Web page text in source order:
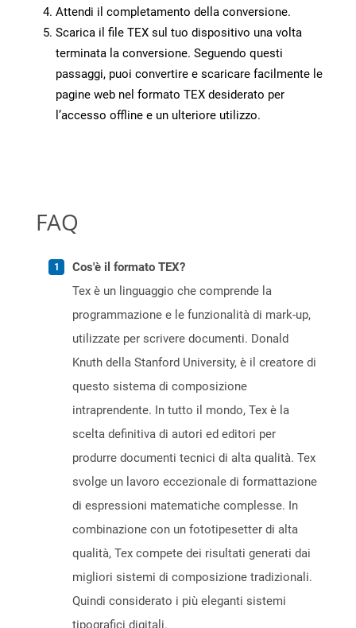
Attendi il completamento della conversione.
Scarica il file TEX sul tuo dispositivo una volta
terminata la conversione. Seguendo questi
passaggi, puoi convertire e scaricare facilmente le
pagine web nel formato TEX desiderato per
l’accesso offline e un ulteriore utilizzo.
FAQ
Cos'è il formato TEX?
Tex è un linguaggio che comprende la
programmazione e le funzionalità di mark-up,
utilizzate per scrivere documenti. Donald
Knuth della Stanford University, è il creatore di
questo sistema di composizione
intraprendente. In tutto il mondo, Tex è la
scelta definitiva di autori ed editori per
produrre documenti tecnici di alta qualità. Tex
svolge un lavoro eccezionale di formattazione
di espressioni matematiche complesse. In
combinazione con un fototipesetter di alta
qualità, Tex compete dei risultati generati dai
migliori sistemi di composizione tradizionali.
Quindi considerato i più eleganti sistemi
tipografici digitali.